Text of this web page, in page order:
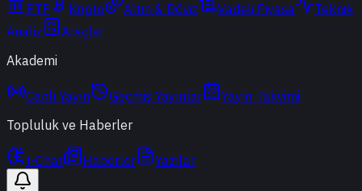
ETF
Kripto Altın & Döviz Vadeli Piyasa
Teknik
Analiz
Araçlar
Akademi
Canlı Yayın Geçmiş Yayınlar
Yayın Takvimi
Topluluk ve Haberler
t-Chat Haberler Yazılar